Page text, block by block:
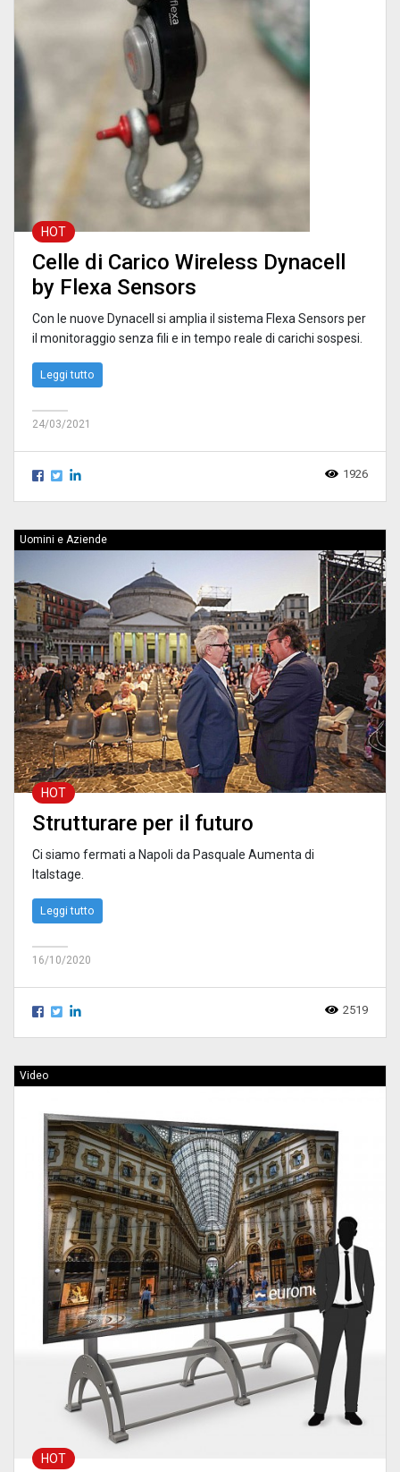
HOT
Celle di Carico Wireless Dynacell
by Flexa Sensors
Con le nuove Dynacell si amplia il sistema Flexa Sensors per
il monitoraggio senza fili e in tempo reale di carichi sospesi.
Leggi tutto
24/03/2021
1926
Uomini e Aziende
HOT
Strutturare per il futuro
Ci siamo fermati a Napoli da Pasquale Aumenta di
Italstage.
Leggi tutto
16/10/2020
2519
Video
HOT